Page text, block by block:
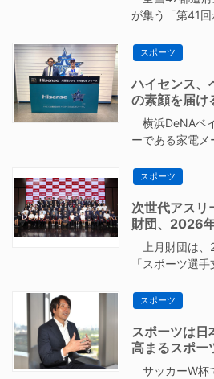
が集う「第41
スポーツ
ハイセンス、
の素顔を届け
横浜DeNAベ
ーである家電
スポーツ
次世代アス
財団、2026
上月財団は、
「スポーツ選
スポーツ
スポーツは
高まるスポー
サッカーW杯